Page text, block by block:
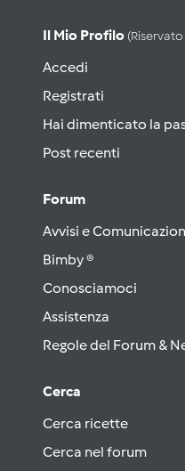
Il Mio Profilo (riservato
Accedi
Registrati
Hai dimenticato la
Post recenti
Forum
Avvisi e
Bimby ®
Conosciamoci
Assistenza
Regole del Forum &
Cerca
Cerca ricette
Cerca nel forum